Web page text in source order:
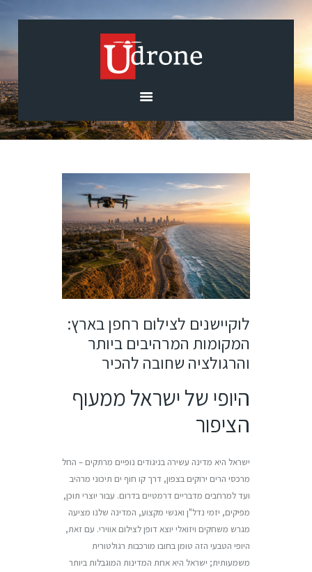
השירותים שלנו
גלריה
בלוג
צרו קשר
לוקיישנים לצילום רחפן בארץ:
המקומות המרהיבים ביותר
והרגולציה שחובה להכיר
היופי של ישראל ממעוף
הציפור
ישראל היא מדינה עשירה בניגודים נופיים מרתקים – החל
מרכסי הרים ירוקים בצפון, דרך קו חוף ים תיכוני מרהיב
ועד למרחבים מדבריים דרמטיים בדרום. עבור יוצרי תוכן,
מפיקים, יזמי נדל"ן ואנשי מקצוע, המדינה שלנו מציעה
מגרש משחקים ויזואלי יוצא דופן לצילום אווירי. עם זאת,
היופי הטבעי הזה טומן בחובו מורכבות רגולטורית
משמעותית; ישראל היא אחת המדינות המוגבלות ביותר